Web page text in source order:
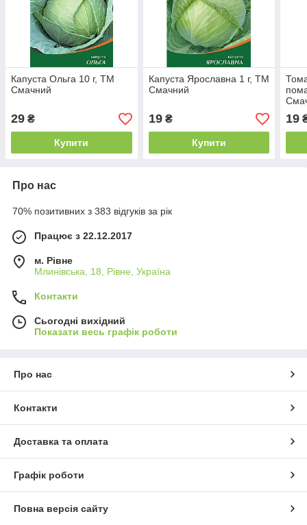
Капуста Ольга 10 г, ТМ
Смачний
29 ₴
Купити
Капуста Ярославна 1 г, ТМ
Смачний
19₴
Купити
19
Про нас
70% позитивних з 383 відгуків за рік
Працює з 22.12.2017
м. Рівне
Млинівська, 18, Рівне, Україна
Контакти
Сьогодні вихідний
Показати весь графік роботи
Про нас
Контакти
Доставка та оплата
Графік роботи
Повна версія сайту